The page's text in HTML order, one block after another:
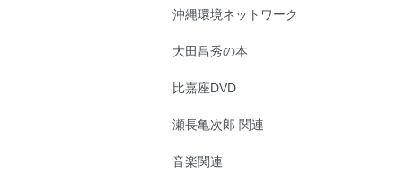
沖縄環境ネットワーク
大田昌秀の本
比嘉座DVD
瀬長亀次郎 関連
音楽関連